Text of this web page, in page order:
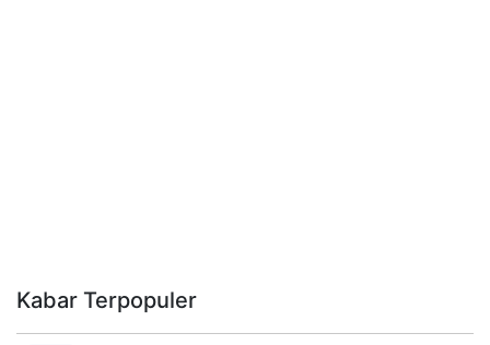
Kabar Terpopuler